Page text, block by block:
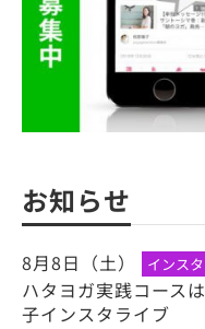
お知らせ
8月8日（土） インス
ハタヨガ実践コース
子インスタライブ